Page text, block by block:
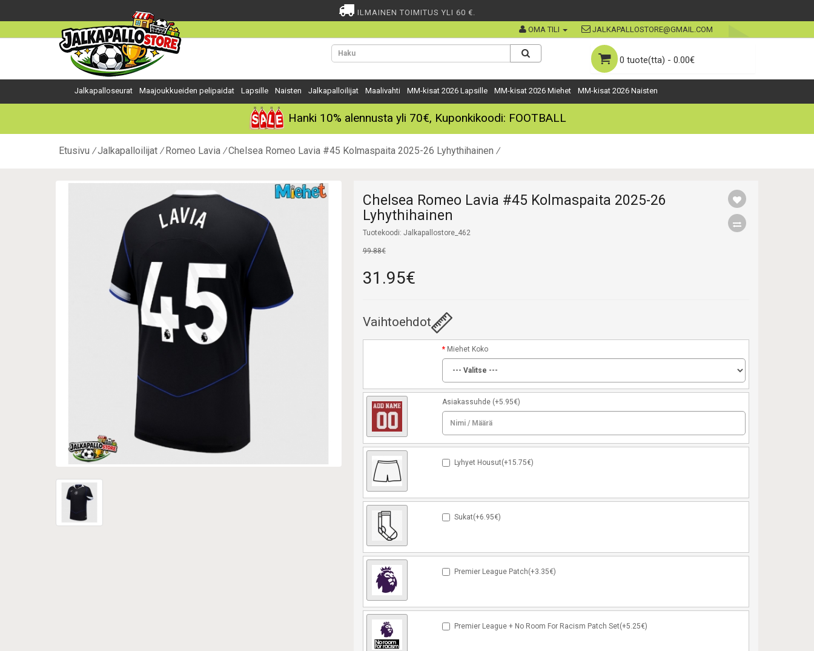
ILMAINEN TOIMITUS YLI 60 €.
OMA TILI
JALKAPALLOSTORE@GMAIL.COM
0 tuote(tta) - 0.00€
Jalkapalloseurat Maajoukkueiden pelipaidat Lapsille Naisten Jalkapalloilijat Maalivahti MM-kisat 2026 Lapsille MM-kisat 2026 Miehet MM-kisat 2026 Naisten
Hanki 10% alennusta yli 70€, Kuponkikoodi: FOOTBALL
Etusivu Jalkapalloilijat Romeo Lavia Chelsea Romeo Lavia #45 Kolmaspaita 2025-26 Lyhythihainen
Chelsea Romeo Lavia #45 Kolmaspaita 2025-26
Lyhythihainen
Tuotekoodi: Jalkapallostore_462
99.88€
31.95€
Vaihtoehdot
Miehet Koko
Asiakassuhde(+5.95€)
Lyhyet Housut(+15.75€)
Sukat(+6.95€)
Premier League Patch(+3.35€)
Premier League + No Room For Racism Patch Set(+5.25€)